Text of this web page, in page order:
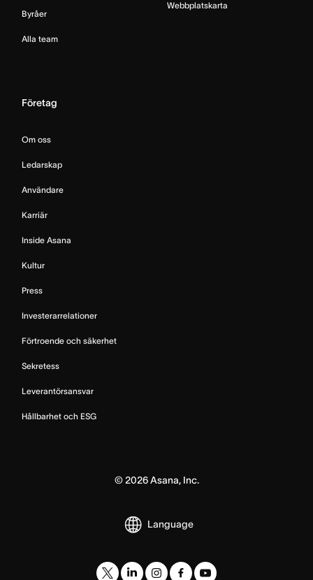
Byråer
Alla team
Webbplatskarta
Företag
Om oss
Ledarskap
Användare
Karriär
Inside Asana
Kultur
Press
Investerarrelationer
Förtroende och säkerhet
Sekretess
Leverantörsansvar
Hållbarhet och ESG
© 2026Asana, Inc.
Language